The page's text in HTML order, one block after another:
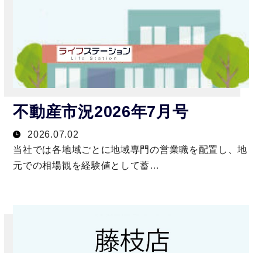
不動産市況2026年7月号
2026.07.02
当社では各地域ごとに地域専門の営業職を配置し、地
元での相場観を経験値として蓄…